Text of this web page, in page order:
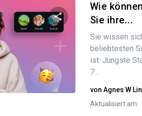
Diesen Artikel
Twitter
Wie
Sie ihre...
Sie wissen
beliebtesten
ist. Jüngste
7...
von Agnes W
Aktualisiert am